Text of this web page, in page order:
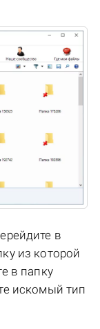
в
из которой
в папку
искомый тип